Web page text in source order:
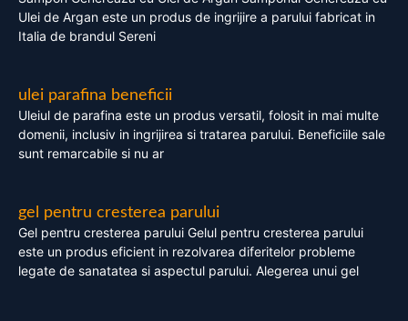
Ulei de Argan este un produs de ingrijire a parului fabricat in
Italia de brandul Sereni
ulei parafina beneficii
Uleiul de parafina este un produs versatil, folosit in mai multe
domenii, inclusiv in ingrijirea si tratarea parului. Beneficiile sale
sunt remarcabile si nu ar
gel pentru cresterea parului
Gel pentru cresterea parului Gelul pentru cresterea parului
este un produs eficient in rezolvarea diferitelor probleme
legate de sanatatea si aspectul parului. Alegerea unui gel